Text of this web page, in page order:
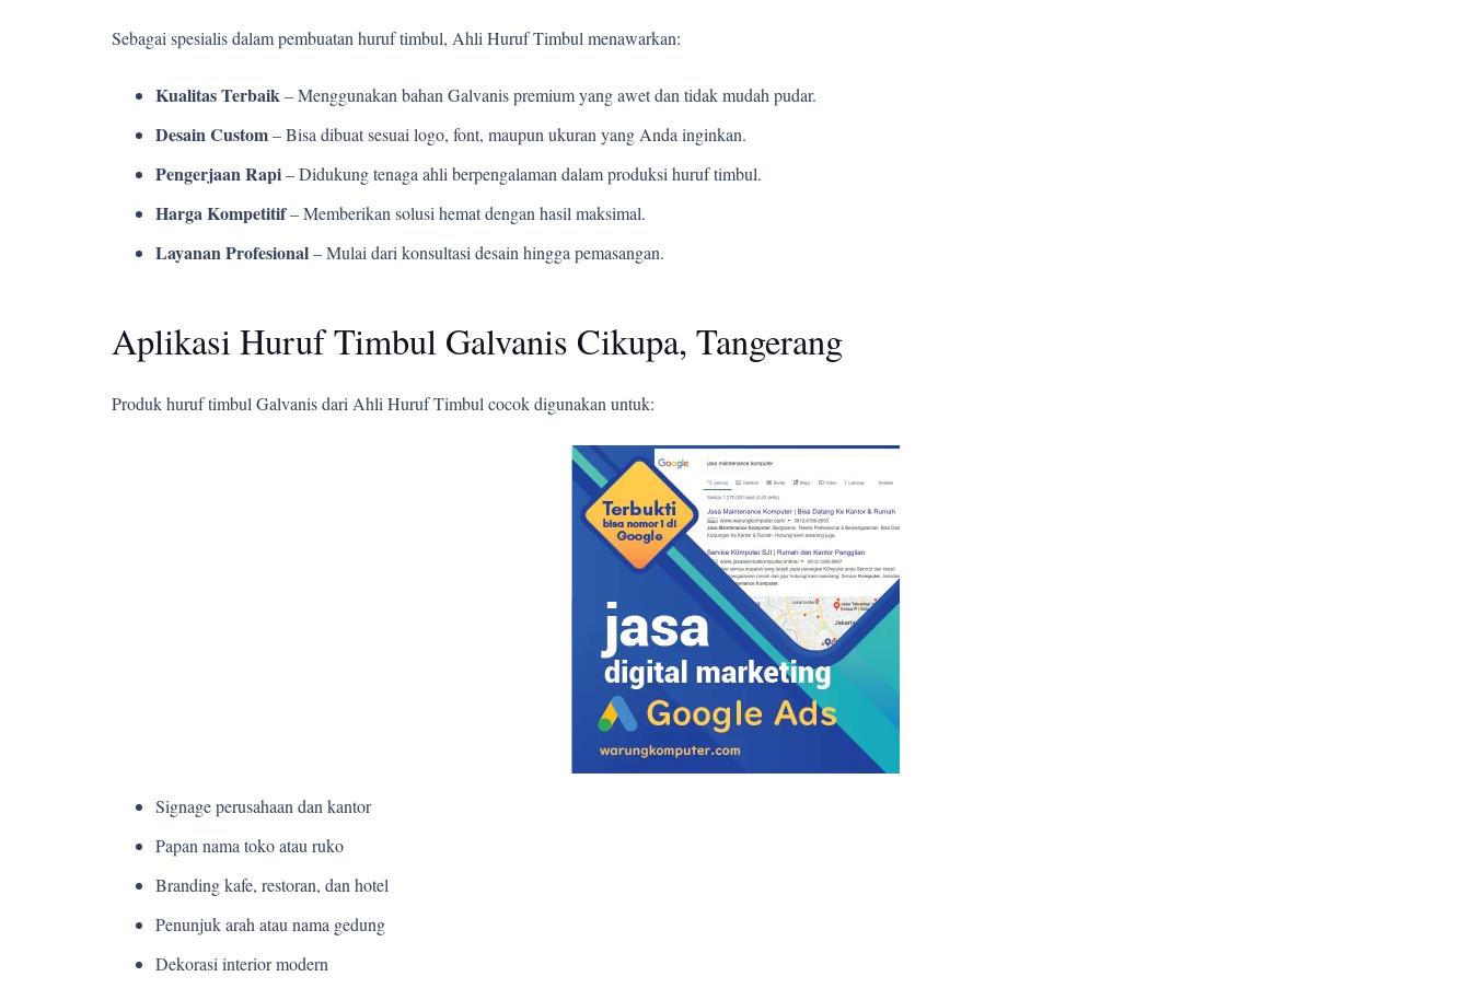
Sebagai spesialis dalam pembuatan huruf timbul, Ahli Huruf Timbul menawarkan:
Kualitas Terbaik– Menggunakan bahan Galvanis premium yang awet dan tidak mudah pudar.
Desain Custom– Bisa dibuat sesuai logo, font, maupun ukuran yang Anda inginkan.
Pengerjaan Rapi– Didukung tenaga ahli berpengalaman dalam produksi huruf timbul.
Harga Kompetitif– Memberikan solusi hemat dengan hasil maksimal.
Layanan Profesional– Mulai dari konsultasi desain hingga pemasangan.
Aplikasi Huruf Timbul Galvanis Cikupa, Tangerang
Produk huruf timbul Galvanis dari Ahli Huruf Timbul cocok digunakan untuk:
Signage perusahaan dan kantor
Papan nama toko atau ruko
Branding kafe, restoran, dan hotel
Penunjuk arah atau nama gedung
Dekorasi interior modern